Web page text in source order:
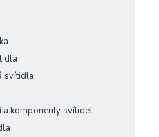
svítidla
a komponenty svítidel